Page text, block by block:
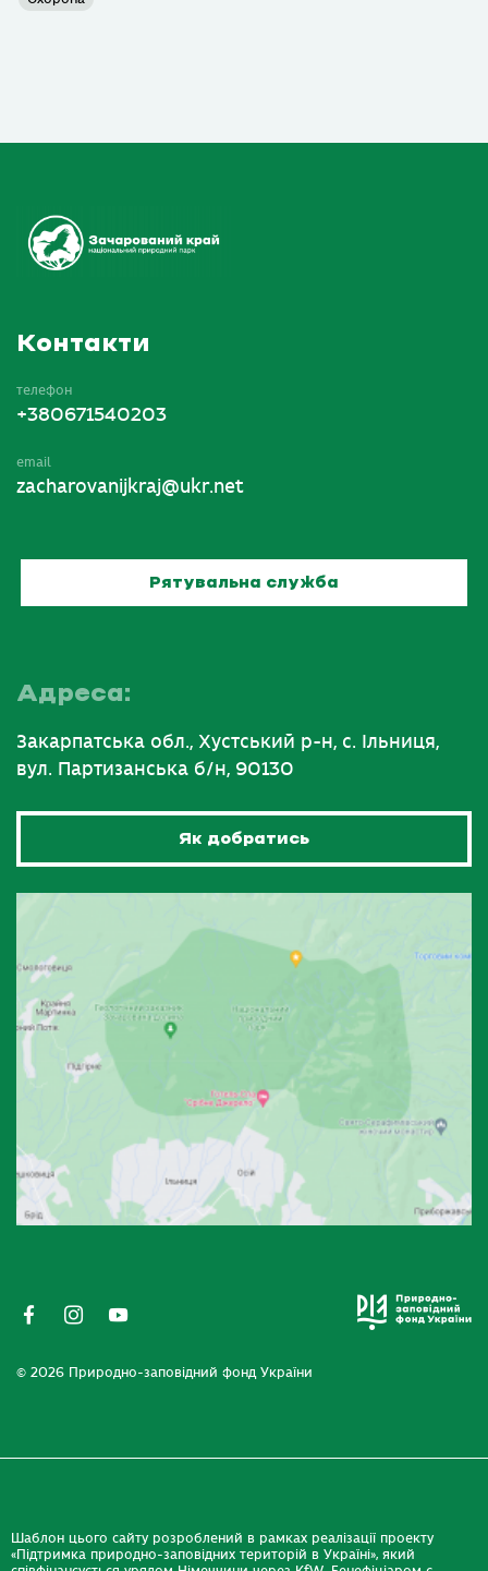
Контакти
телефон
+380671540203
email
zacharovanijkraj@ukr.net
Рятувальна служба
Адреса:
Закарпатська обл., Хустський р-н, с. Ільниця,
вул. Партизанська б/н, 90130
Як добратись
© 2026 Природно-заповідний фонд України
Шаблон цього сайту розроблений в рамках реалізації проекту
«Підтримка природно-заповідних територій в Україні», який